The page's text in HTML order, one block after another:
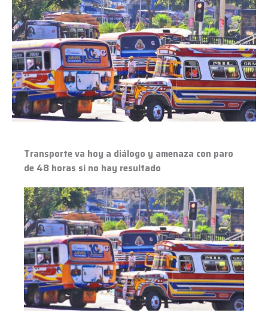
Transporte va hoy a diálogo y amenaza con paro
de 48 horas si no hay resultado
va
hoy
a
diálogo
y
amenaza
con
paro
de
horas
hay
resultado